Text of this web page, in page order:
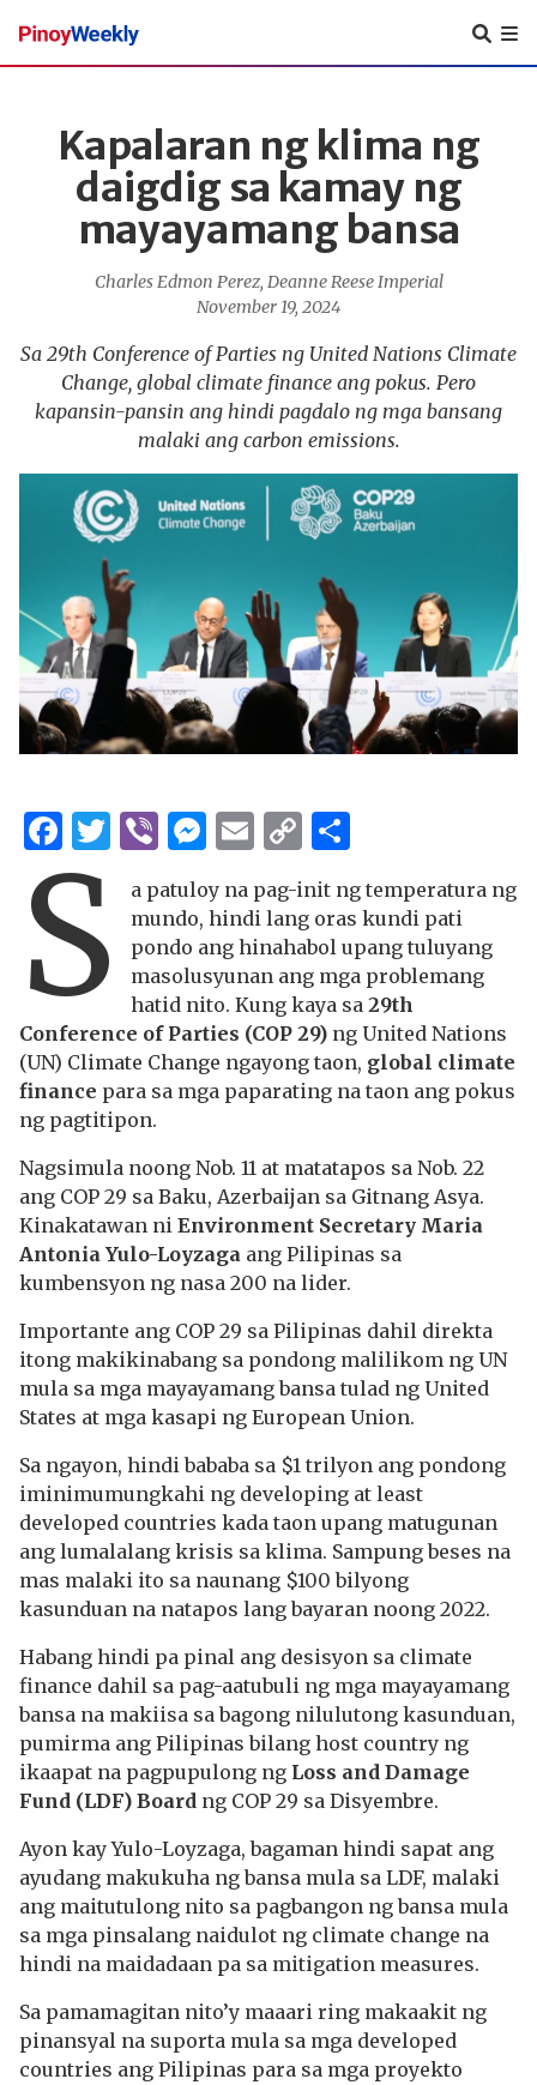
Pinoy
Weekly
Kapalaran ng klima ng
daigdig sa kamay ng
mayayamang bansa
Charles Edmon Perez, Deanne Reese Imperial
November 19, 2024
Sa 29th Conference of Parties ng United Nations Climate
Change, global climate finance ang pokus. Pero
kapansin-pansin ang hindi pagdalo ng mga bansang
malaki ang carbon emissions.
Facebook
Twitter
ViberMessenger
Email
Copy
Link
S
a patuloy na pag-init ng temperatura ng
mundo, hindi lang oras kundi pati
pondo ang hinahabol upang tuluyang
masolusyunan ang mga problemang
hatid nito. Kung kaya sa29th
Conference of Parties (COP 29) ng United Nations
(UN) Climate Change ngayong taon, global climate
finance para sa mga paparating na taon ang pokus
ng pagtitipon.
Nagsimula noong Nob. 11 at matatapos sa Nob. 22
ang COP 29 sa Baku, Azerbaijan sa Gitnang Asya.
Kinakatawan ni Environment Secretary Maria
Antonia Yulo-Loyzaga ang Pilipinas sa
kumbensyon ng nasa 200 na lider.
Importante ang COP 29 sa Pilipinas dahil direkta
itong makikinabang sa pondong malilikom ng UN
mula sa mga mayayamang bansa tulad ng United
States at mga kasapi ng European Union.
Sa ngayon, hindi bababa sa $1 trilyon ang pondong
iminimumungkahi ng developing at least
developed countries kada taon upang matugunan
ang lumalalang krisis sa klima. Sampung beses na
mas malaki ito sa naunang $100 bilyong
kasunduan na natapos lang bayaran noong 2022.
Habang hindi pa pinal ang desisyon sa climate
finance dahil sa pag-aatubuli ng mga mayayamang
bansa na makiisa sa bagong nilulutong kasunduan,
pumirma ang Pilipinas bilang host country ng
ikaapat na pagpupulong ng Loss and Damage
Fund (LDF) Board ng COP 29 sa Disyembre.
Ayon kay Yulo-Loyzaga, bagaman hindi sapat ang
ayudang makukuha ng bansa mula sa LDF, malaki
ang maitutulong nito sa pagbangon ng bansa mula
sa mga pinsalang naidulot ng climate change na
hindi na maidadaan pa sa mitigation measures.
Sa pamamagitan nito’y maaari ring makaakit ng
pinansyal na suporta mula sa mga developed
countries ang Pilipinas para sa mga proyekto